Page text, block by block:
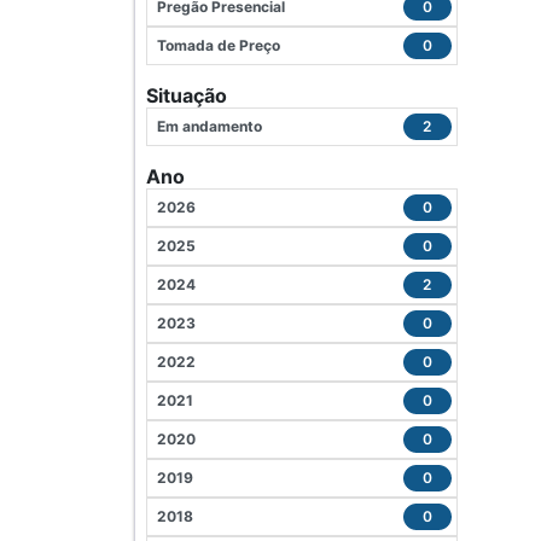
Pregão Presencial 0
Tomada de Preço 0
Situação
Em andamento 2
Ano
2026 0
2025 0
2024 2
2023 0
2022 0
2021 0
2020 0
2019 0
2018 0